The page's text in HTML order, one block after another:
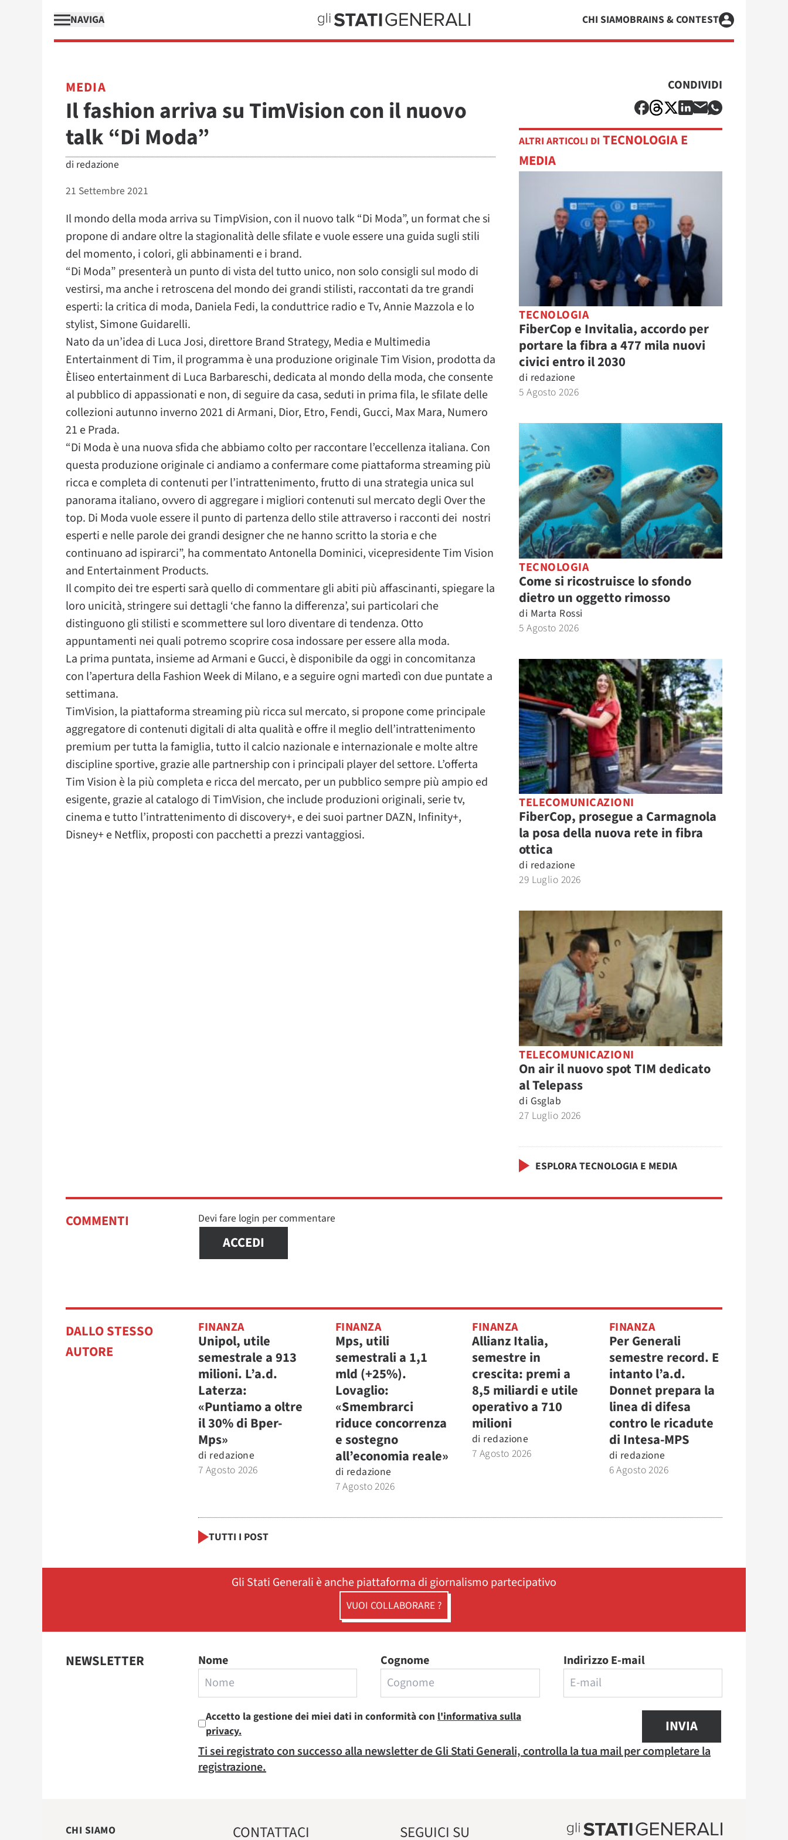
NAVIGA CHI SIAMOBRAINS & CONTEST
MEDIA
Il fashion arriva su TimVision con il nuovo
talk “Di Moda”
di redazione
21 Settembre 2021
Il mondo della moda arriva su TimpVision, con il nuovo talk “Di Moda”, un format che si
propone di andare oltre la stagionalità delle sfilate e vuole essere una guida sugli stili
del momento, i colori, gli abbinamenti e i brand.
“Di Moda” presenterà un punto di vista del tutto unico, non solo consigli sul modo di
vestirsi, ma anche i retroscena del mondo dei grandi stilisti, raccontati da tre grandi
esperti: la critica di moda, Daniela Fedi, la conduttrice radio e Tv, Annie Mazzola e lo
stylist, Simone Guidarelli.
Nato da un’idea di Luca Josi, direttore Brand Strategy, Media e Multimedia
Entertainment di Tim, il programma è una produzione originale Tim Vision, prodotta da
Èliseo entertainment di Luca Barbareschi, dedicata al mondo della moda, che consente
al pubblico di appassionati e non, di seguire da casa, seduti in prima fila, le sfilate delle
collezioni autunno inverno 2021 di Armani, Dior, Etro, Fendi, Gucci, Max Mara, Numero
21 e Prada.
“Di Moda è una nuova sfida che abbiamo colto per raccontare l’eccellenza italiana. Con
questa produzione originale ci andiamo a confermare come piattaforma streaming più
ricca e completa di contenuti per l’intrattenimento, frutto di una strategia unica sul
panorama italiano, ovvero di aggregare i migliori contenuti sul mercato degli Over the
top. Di Moda vuole essere il punto di partenza dello stile attraverso i racconti dei nostri
esperti e nelle parole dei grandi designer che ne hanno scritto la storia e che
continuano ad ispirarci”, ha commentato Antonella Dominici, vicepresidente Tim Vision
and Entertainment Products.
Il compito dei tre esperti sarà quello di commentare gli abiti più affascinanti, spiegare la
loro unicità, stringere sui dettagli ‘che fanno la differenza’, sui particolari che
distinguono gli stilisti e scommettere sul loro diventare di tendenza. Otto
appuntamenti nei quali potremo scoprire cosa indossare per essere alla moda.
La prima puntata, insieme ad Armani e Gucci, è disponibile da oggi in concomitanza
con l’apertura della Fashion Week di Milano, e a seguire ogni martedì con due puntate a
settimana.
TimVision, la piattaforma streaming più ricca sul mercato, si propone come principale
aggregatore di contenuti digitali di alta qualità e offre il meglio dell’intrattenimento
premium per tutta la famiglia, tutto il calcio nazionale e internazionale e molte altre
discipline sportive, grazie alle partnership con i principali player del settore. L’offerta
Tim Vision è la più completa e ricca del mercato, per un pubblico sempre più ampio ed
esigente, grazie al catalogo di TimVision, che include produzioni originali, serie tv,
cinema e tutto l’intrattenimento di discovery+, e dei suoi partner DAZN, Infinity+,
Disney+ e Netflix, proposti con pacchetti a prezzi vantaggiosi.
CONDIVIDI
ALTRI ARTICOLI DI TECNOLOGIA E
MEDIA
TECNOLOGIA
FiberCop e Invitalia, accordo per
portare la fibra a 477 mila nuovi
civici entro il 2030
di redazione
5 Agosto 2026
TECNOLOGIA
Come si ricostruisce lo sfondo
dietro un oggetto rimosso
di Marta Rossi
5 Agosto 2026
TELECOMUNICAZIONI
FiberCop, prosegue a Carmagnola
la posa della nuova rete in fibra
ottica
di redazione
29 Luglio 2026
TELECOMUNICAZIONI
On air il nuovo spot TIM dedicato
al Telepass
di Gsglab
27 Luglio 2026
ESPLORA TECNOLOGIA E MEDIA
COMMENTI Devi fare login per commentare
ACCEDI
DALLO STESSO
AUTORE
FINANZA
Unipol, utile
semestrale a 913
milioni. L’a.d.
Laterza:
«Puntiamo a oltre
il 30% di Bper-
Mps»
di redazione
7 Agosto 2026
FINANZA
Mps, utili
semestrali a 1,1
mld (+25%).
Lovaglio:
«Smembrarci
riduce concorrenza
e sostegno
all’economia reale»
di redazione
7 Agosto 2026
FINANZA
Allianz Italia,
semestre in
crescita: premi a
8,5 miliardi e utile
operativo a 710
milioni
di redazione
7 Agosto 2026
FINANZA
Per Generali
semestre record. E
intanto l’a.d.
Donnet prepara la
linea di difesa
contro le ricadute
di Intesa-MPS
di redazione
6 Agosto 2026
TUTTI I POST
Gli Stati Generali è anche piattaforma di giornalismo partecipativo
VUOI COLLABORARE ?
NEWSLETTER Nome Cognome Indirizzo E-mail
Accetto la gestione dei miei dati in conformità con l'informativa sulla
privacy.
INVIA
Ti sei registrato con successo alla newsletter de Gli Stati Generali, controlla la tua mail per completare la
registrazione.
CHI SIAMO
CONTATTACI SEGUICI SU